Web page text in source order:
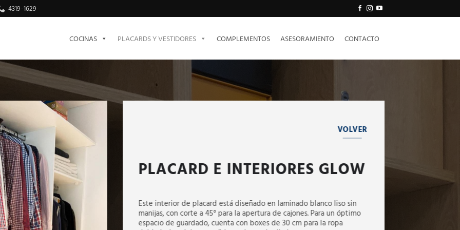
4319-1629
COCINAS PLACARDS Y VESTIDORES COMPLEMENTOS ASESORAMIENTO CONTACTO
VOLVER
PLACARD E INTERIORES GLOW
Este interior de placard está diseñado en laminado blanco liso sin
manijas, con corte a 45° para la apertura de cajones. Para un óptimo
espacio de guardado, cuenta con boxes de 30 cm para la ropa